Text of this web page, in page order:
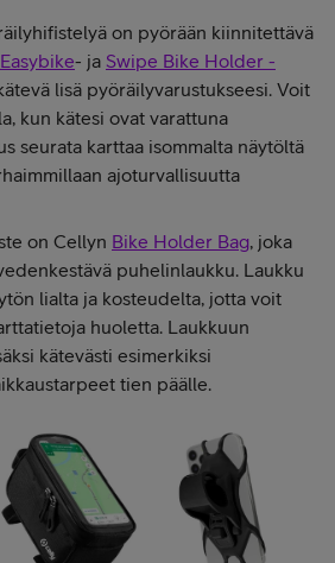
on pyörään kiinnitettävä
- ja Swipe Bike Holder -
lisä pyöräilyvarustukseesi. Voit
kun kätesi ovat varattuna
seurata karttaa isommalta näytöltä
ajoturvallisuutta
on Cellyn Bike Holder Bag, joka
puhelinlaukku. Laukku
lialta ja kosteudelta, jotta voit
huoletta. Laukkuun
kätevästi esimerkiksi
tien päälle.